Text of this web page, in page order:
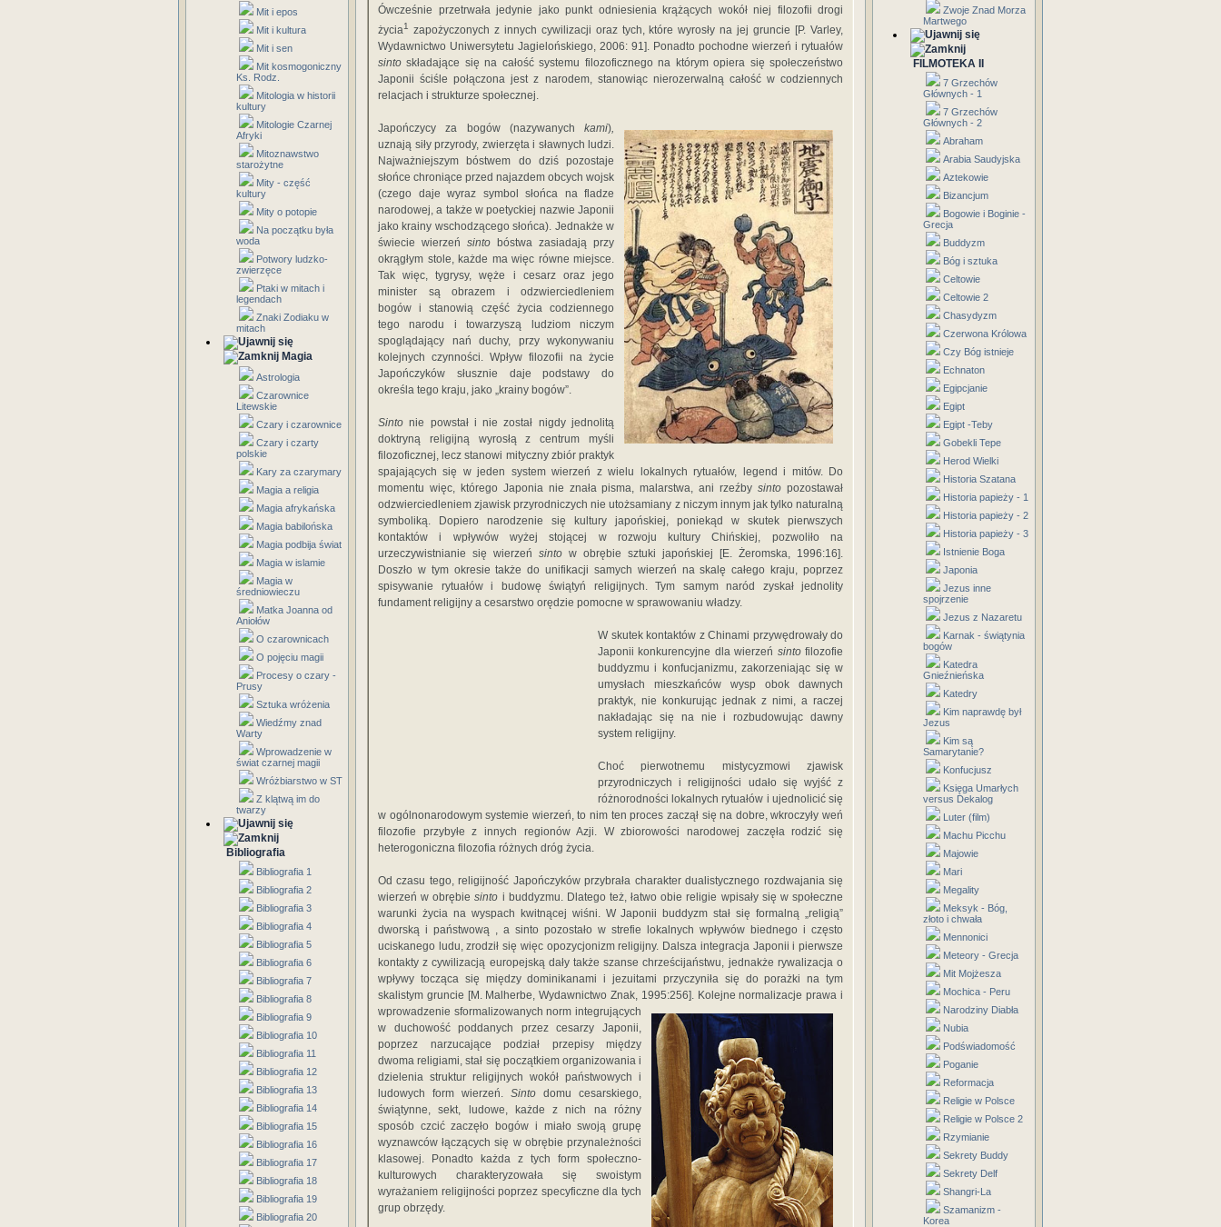
Mit i epos
Mit i kultura
Mit i sen
Mit kosmogoniczny
Ks. Rodz.
Mitologia w historii
kultury
Mitologie Czarnej
Afryki
Mitoznawstwo
starożytne
Mity - część
kultury
Mity o potopie
Na początku była
woda
Potwory ludzko-
zwierzęce
Ptaki w mitach i
legendach
Znaki Zodiaku w
mitach
Magia
Astrologia
Czarownice
Litewskie
Czary i czarownice
Czary i czarty
polskie
Kary za czarymary
Magia a religia
Magia afrykańska
Magia babilońska
Magia podbija świat
Magia w islamie
Magia w
średniowieczu
Matka Joanna od
Aniołów
O czarownicach
O pojęciu magii
Procesy o czary -
Prusy
Sztuka wróżenia
Wiedźmy znad
Warty
Wprowadzenie w
świat czarnej magii
Wróżbiarstwo w ST
Z klątwą im do
twarzy
Bibliografia
Bibliografia 1
Bibliografia 2
Bibliografia 3
Bibliografia 4
Bibliografia 5
Bibliografia 6
Bibliografia 7
Bibliografia 8
Bibliografia 9
Bibliografia 10
Bibliografia 11
Bibliografia 12
Bibliografia 13
Bibliografia 14
Bibliografia 15
Bibliografia 16
Bibliografia 17
Bibliografia 18
Bibliografia 19
Bibliografia 20
Ówcześnie przetrwała jedynie jako punkt odniesienia krążących wokół niej filozofii drogi
życia1
zapożyczonych z innych cywilizacji oraz tych, które wyrosły na jej gruncie [P. Varley,
Wydawnictwo Uniwersytetu Jagielońskiego, 2006: 91]. Ponadto pochodne wierzeń i rytuałów
sinto składające się na całość systemu filozoficznego na którym opiera się społeczeństwo
Japonii ściśle połączona jest z narodem, stanowiąc nierozerwalną całość w codziennych
relacjach i strukturze społecznej.
Japończycy za bogów (nazywanych kami),
uznają siły przyrody, zwierzęta i sławnych ludzi.
Najważniejszym bóstwem do dziś pozostaje
słońce chroniące przed najazdem obcych wojsk
(czego daje wyraz symbol słońca na fladze
narodowej, a także w poetyckiej nazwie Japonii
jako krainy wschodzącego słońca). Jednakże w
świecie wierzeń sinto bóstwa zasiadają przy
okrągłym stole, każde ma więc równe miejsce.
Tak więc, tygrysy, węże i cesarz oraz jego
minister są obrazem i odzwierciedleniem
bogów i stanowią część życia codziennego
tego narodu i towarzyszą ludziom niczym
spoglądający nań duchy, przy wykonywaniu
kolejnych czynności. Wpływ filozofii na życie
Japończyków słusznie daje podstawy do
określa tego kraju, jako „krainy bogów”.
Sinto nie powstał i nie został nigdy jednolitą
doktryną religijną wyrosłą z centrum myśli
filozoficznej, lecz stanowi mityczny zbiór praktyk
spajających się w jeden system wierzeń z wielu lokalnych rytuałów, legend i mitów. Do
momentu więc, którego Japonia nie znała pisma, malarstwa, ani rzeźbysinto pozostawał
odzwierciedleniem zjawisk przyrodniczych nie utożsamiany z niczym innym jak tylko naturalną
symboliką. Dopiero narodzenie się kultury japońskiej, poniekąd w skutek pierwszych
kontaktów i wpływów wyżej stojącej w rozwoju kultury Chińskiej, pozwoliło na
urzeczywistnianie się wierzeń sinto w obrębie sztuki japońskiej [E. Żeromska, 1996:16].
Doszło w tym okresie także do unifikacji samych wierzeń na skalę całego kraju, poprzez
spisywanie rytuałów i budowę świątyń religijnych. Tym samym naród zyskał jednolity
fundament religijny a cesarstwo orędzie pomocne w sprawowaniu władzy.
W skutek kontaktów z Chinami przywędrowały do
Japonii konkurencyjne dla wierzeń sintofilozofie
buddyzmu i konfucjanizmu, zakorzeniając się w
umysłach mieszkańców wysp obok dawnych
praktyk, nie konkurując jednak z nimi, a raczej
nakładając się na nie i rozbudowując dawny
system religijny.
Choć pierwotnemu mistycyzmowi zjawisk
przyrodniczych i religijności udało się wyjść z
różnorodności lokalnych rytuałów i ujednolicić się
w ogólnonarodowym systemie wierzeń, to nim ten proces zaczął się na dobre, wkroczyły weń
filozofie przybyłe z innych regionów Azji. W zbiorowości narodowej zaczęła rodzić się
heterogoniczna filozofia różnych dróg życia.
Od czasu tego, religijność Japończyków przybrała charakter dualistycznego rozdwajania się
wierzeń w obrębiesinto i buddyzmu. Dlatego też, łatwo obie religie wpisały się w społeczne
warunki życia na wyspach kwitnącej wiśni. W Japonii buddyzm stał się formalną „religią”
dworską i państwową , a sinto pozostało w strefie lokalnych wpływów biednego i często
uciskanego ludu, zrodził się więc opozycjonizm religijny. Dalsza integracja Japonii i pierwsze
kontakty z cywilizacją europejską dały także szanse chrześcijaństwu, jednakże rywalizacja o
wpływy tocząca się między dominikanami i jezuitami przyczyniła się do porażki na tym
skalistym gruncie [M. Malherbe, Wydawnictwo Znak, 1995:256]. Kolejne normalizacje prawa i
wprowadzenie sformalizowanych norm integrujących
w duchowość poddanych przez cesarzy Japonii,
poprzez narzucające podział przepisy między
dwoma religiami, stał się początkiem organizowania i
dzielenia struktur religijnych wokół państwowych i
ludowych form wierzeń. Sinto domu cesarskiego,
świątynne, sekt, ludowe, każde z nich na różny
sposób czcić zaczęło bogów i miało swoją grupę
wyznawców łączących się w obrębie przynależności
klasowej. Ponadto każda z tych form społeczno-
kulturowych charakteryzowała się swoistym
wyrażaniem religijności poprzez specyficzne dla tych
grup obrzędy.
Zwoje Znad Morza
Martwego
FILMOTEKA II
7 Grzechów
Głównych - 1
7 Grzechów
Głównych - 2
Abraham
Arabia Saudyjska
Aztekowie
Bizancjum
Bogowie i Boginie -
Grecja
Buddyzm
Bóg i sztuka
Celtowie
Celtowie 2
Chasydyzm
Czerwona Królowa
Czy Bóg istnieje
Echnaton
Egipcjanie
Egipt
Egipt -Teby
Gobekli Tepe
Herod Wielki
Historia Szatana
Historia papieży - 1
Historia papieży - 2
Historia papieży - 3
Istnienie Boga
Japonia
Jezus inne
spojrzenie
Jezus z Nazaretu
Karnak - świątynia
bogów
Katedra
Gnieźnieńska
Katedry
Kim naprawdę był
Jezus
Kim są
Samarytanie?
Konfucjusz
Księga Umarłych
versus Dekalog
Luter (film)
Machu Picchu
Majowie
Mari
Megality
Meksyk - Bóg,
złoto i chwała
Mennonici
Meteory - Grecja
Mit Mojżesza
Mochica - Peru
Narodziny Diabła
Nubia
Podświadomość
Poganie
Reformacja
Religie w Polsce
Religie w Polsce 2
Rzymianie
Sekrety Buddy
Sekrety Delf
Shangri-La
Szamanizm -
Korea